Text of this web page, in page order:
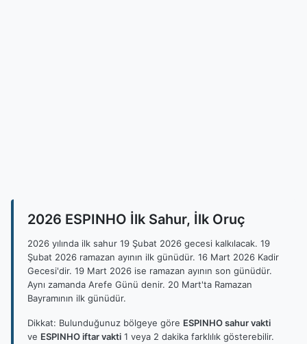
2026 ESPINHO İlk Sahur, İlk Oruç
2026 yılında ilk sahur 19 Şubat 2026 gecesi kalkılacak. 19
Şubat 2026 ramazan ayının ilk günüdür. 16 Mart 2026 Kadir
Gecesi'dir. 19 Mart 2026 ise ramazan ayının son günüdür.
Aynı zamanda Arefe Günü denir. 20 Mart'ta Ramazan
Bayramının ilk günüdür.
Dikkat: Bulunduğunuz bölgeye göre ESPINHO sahur vakti
ve ESPINHO iftar vakti 1 veya 2 dakika farklılık gösterebilir.